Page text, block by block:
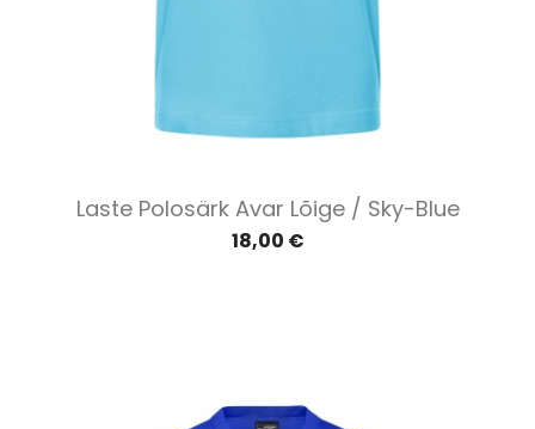
Laste Polosärk Avar Lõige / Sky-Blue
18,00 €